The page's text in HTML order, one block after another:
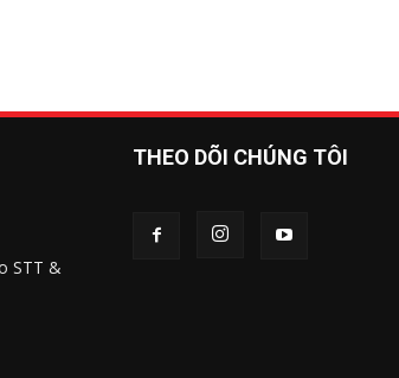
STT &
THEO DÕI CHÚNG TÔI